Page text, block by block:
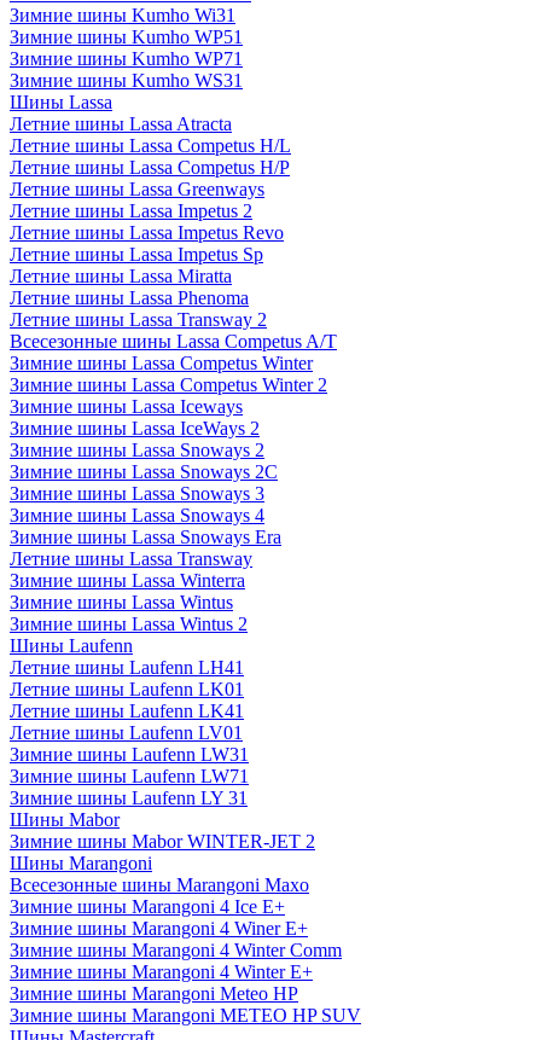
Зимние шины Kumho Wi31
Зимние шины Kumho WP51
Зимние шины Kumho WP71
Зимние шины Kumho WS31
Шины Lassa
Летние шины Lassa Atracta
Летние шины Lassa Competus H/L
Летние шины Lassa Competus H/P
Летние шины Lassa Greenways
Летние шины Lassa Impetus 2
Летние шины Lassa Impetus Revo
Летние шины Lassa Impetus Sp
Летние шины Lassa Miratta
Летние шины Lassa Phenoma
Летние шины Lassa Transway 2
Всесезонные шины Lassa Competus A/T
Зимние шины Lassa Competus Winter
Зимние шины Lassa Competus Winter 2
Зимние шины Lassa Iceways
Зимние шины Lassa IceWays 2
Зимние шины Lassa Snoways 2
Зимние шины Lassa Snoways 2C
Зимние шины Lassa Snoways 3
Зимние шины Lassa Snoways 4
Зимние шины Lassa Snoways Era
Летние шины Lassa Transway
Зимние шины Lassa Winterra
Зимние шины Lassa Wintus
Зимние шины Lassa Wintus 2
Шины Laufenn
Летние шины Laufenn LH41
Летние шины Laufenn LK01
Летние шины Laufenn LK41
Летние шины Laufenn LV01
Зимние шины Laufenn LW31
Зимние шины Laufenn LW71
Зимние шины Laufenn LY 31
Шины Mabor
Зимние шины Mabor WINTER-JET 2
Шины Marangoni
Всесезонные шины Marangoni Maxo
Зимние шины Marangoni 4 Ice E+
Зимние шины Marangoni 4 Winer E+
Зимние шины Marangoni 4 Winter Comm
Зимние шины Marangoni 4 Winter E+
Зимние шины Marangoni Meteo HP
Зимние шины Marangoni METEO HP SUV